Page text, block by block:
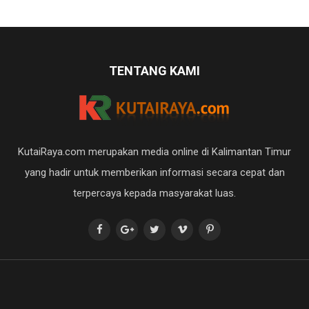
TENTANG KAMI
KutaiRaya.com merupakan media online di Kalimantan Timur
yang hadir untuk memberikan informasi secara cepat dan
terpercaya kepada masyarakat luas.